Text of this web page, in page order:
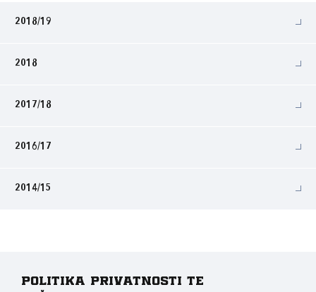
2018/19
2018
2017/18
2016/17
2014/15
Politika privatnosti te